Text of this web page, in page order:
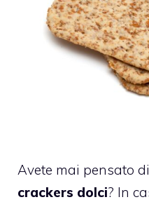
Avete mai pensato
crackers dolci? In